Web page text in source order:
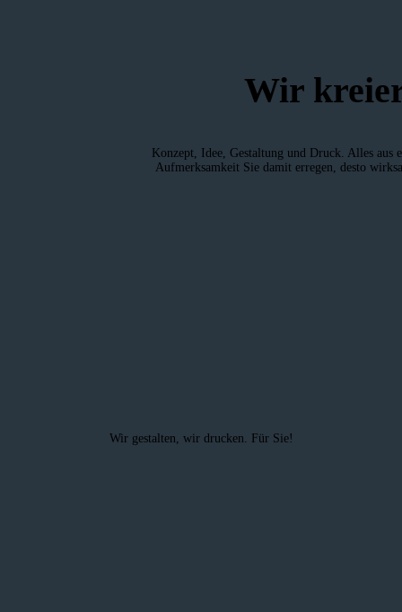
Wir
Konzept, Idee, Gestaltung und Druck. Alles
Aufmerksamkeit Sie damit erregen, desto
Wir gestalten, wir drucken. Für Sie!